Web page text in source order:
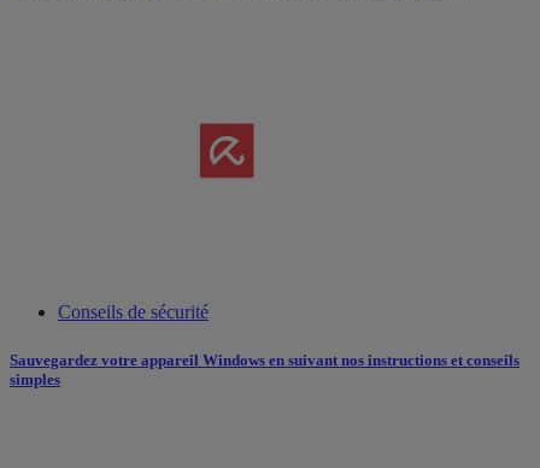
Conseils de sécurité
Sauvegardez votre appareil Windows en suivant nos instructions et conseils
simples